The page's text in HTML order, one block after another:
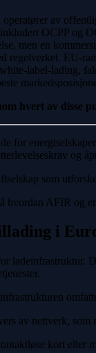
av
OCPP og
men en
regelverket. EU-
label-lading,
hvert av disse
for
og
som
hvordan AFIR og
i
ladeinfrastruktur.
av nettverk,
kort eller